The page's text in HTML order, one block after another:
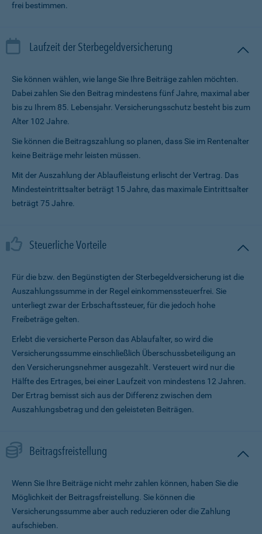
frei bestimmen.
Laufzeit der Sterbegeldversicherung
Sie können wählen, wie lange Sie Ihre Beiträge zahlen möchten.
Dabei zahlen Sie den Beitrag mindestens fünf Jahre, maximal aber
bis zu Ihrem 85. Lebensjahr. Versicherungsschutz besteht bis zum
Alter 102 Jahre.
Sie können die Beitragszahlung so planen, dass Sie im Renten­alter
keine Beiträge mehr leisten müssen.
Mit der Auszahlung der Ablaufleistung erlischt der Vertrag. Das
Mindesteintrittsalter beträgt 15 Jahre, das maximale Eintrittsalter
beträgt 75 Jahre.
Steuerliche Vorteile
Für die bzw. den Begünstigten der Sterbegeldversicherung ist die
Auszahlungssumme in der Regel einkommenssteuerfrei. Sie
unterliegt zwar der Erbschaftssteuer, für die jedoch hohe
Freibeträge gelten.
Erlebt die versicherte Person das Ablaufalter, so wird die
Versicherungssumme ein­schließlich Überschussbeteiligung an
den Versicherungsnehmer ausgezahlt. Versteuert wird nur die
Hälfte des Ertrages, bei einer Laufzeit von mindestens 12 Jahren.
Der Ertrag bemisst sich aus der Differenz zwischen dem
Auszahlungsbetrag und den geleisteten Beiträgen.
Beitragsfreistellung
Wenn Sie Ihre Beiträge nicht mehr zahlen können, haben Sie die
Möglichkeit der Beitragsfreistellung. Sie können die
Versicherungssumme aber auch reduzieren oder die Zahlung
aufschieben.